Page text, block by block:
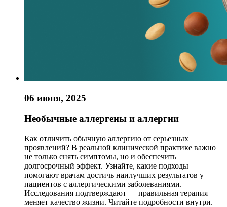
06 июня, 2025
Необычные аллергены и аллергии
Как отличить обычную аллергию от серьезных
проявлений? В реальной клинической практике важно
не только снять симптомы, но и обеспечить
долгосрочный эффект. Узнайте, какие подходы
помогают врачам достичь наилучших результатов у
пациентов с аллергическими заболеваниями.
Исследования подтверждают — правильная терапия
меняет качество жизни. Читайте подробности внутри.